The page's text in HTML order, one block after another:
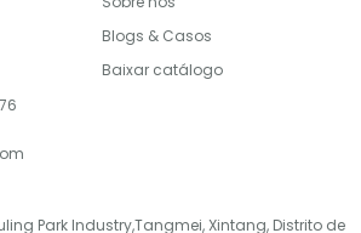
Blogs & Casos
Baixar catálogo
Park Industry,Tangmei, Xintang, Distrito de